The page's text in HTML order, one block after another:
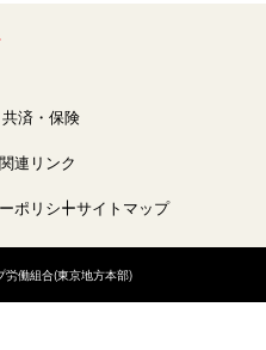
共済・保険
関連リンク
ポリシーサイトマップ
働組合(東京地方本部)